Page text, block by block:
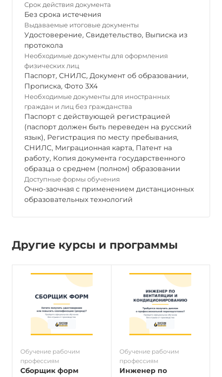
Срок действия документа
Без срока истечения
Выдаваемые итоговые документы
Удостоверение, Свидетельство, Выписка из
протокола
Необходимые документы для оформления
физических лиц
Паспорт, СНИЛС, Документ об образовании,
Прописка, Фото 3Х4
Необходимые документы для иностранных
граждан и лиц без гражданства
Паспорт с действующей регистрацией
(паспорт должен быть переведен на русский
язык), Регистрация по месту пребывания,
СНИЛС, Миграционная карта, Патент на
работу, Копия документа государственного
образца о среднем (полном) образовании
Доступные формы обучения
Очно-заочная с применением дистанционных
образовательных технологий
Другие курсы и программы
Обучение рабочим
профессиям
Сборщик форм
Обучение рабочим
профессиям
Инженер по